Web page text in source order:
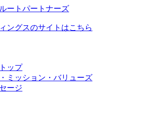
ングスのサイトはこちら
ップ
ミッション・バリューズ
ージ